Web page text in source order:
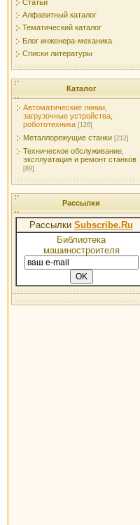
Статьи
Алфавитный каталог
Тематический каталог
Блог инженера-механика
Списки литературы
Каталог
Автоматические линии,
загрузочные устройства,
робототехника [126]
Металлорежущие станки [212]
Техническое обслуживание,
эксплуатация и ремонт станков
[89]
Рассылки
Рассылки Subscribe.Ru
Библиотека
машиностроителя